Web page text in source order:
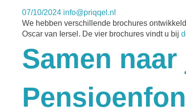
07/10/2024 info@priqqel.nl
We hebben verschillende brochures
Oscar van Iersel. De vier brochures vindt u bij
Samen